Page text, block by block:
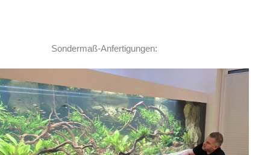
Ich habe vor einem Jahr zwei
Rochen hier erworben. Von Anfang bis Ende
habe ich eine super kompetente und ehrliche
Sondermaß-Anfertigungen: